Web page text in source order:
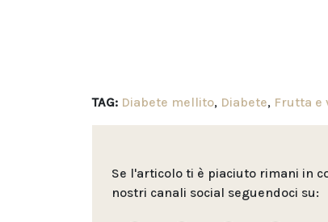
TAG: Diabete mellito, Diabete, Frutta e
Se l'articolo ti è piaciuto rimani in
nostri canali social seguendoci su: